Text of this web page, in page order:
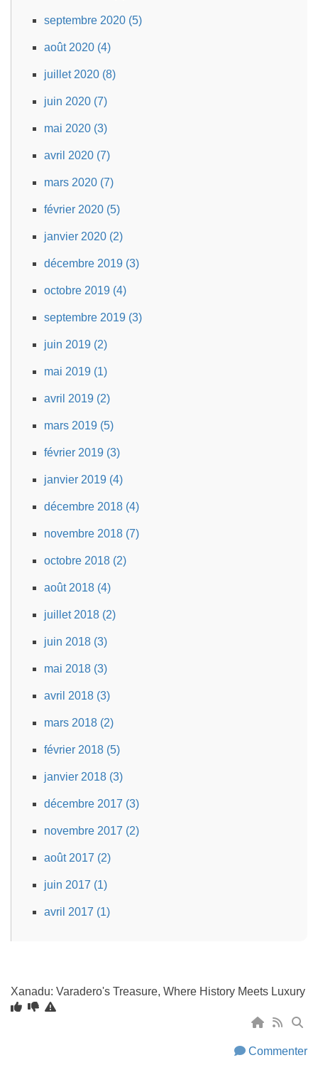
septembre 2020 (5)
août 2020 (4)
juillet 2020 (8)
juin 2020 (7)
mai 2020 (3)
avril 2020 (7)
mars 2020 (7)
février 2020 (5)
janvier 2020 (2)
décembre 2019 (3)
octobre 2019 (4)
septembre 2019 (3)
juin 2019 (2)
mai 2019 (1)
avril 2019 (2)
mars 2019 (5)
février 2019 (3)
janvier 2019 (4)
décembre 2018 (4)
novembre 2018 (7)
octobre 2018 (2)
août 2018 (4)
juillet 2018 (2)
juin 2018 (3)
mai 2018 (3)
avril 2018 (3)
mars 2018 (2)
février 2018 (5)
janvier 2018 (3)
décembre 2017 (3)
novembre 2017 (2)
août 2017 (2)
juin 2017 (1)
avril 2017 (1)
Xanadu: Varadero's Treasure, Where History Meets Luxury
Commenter